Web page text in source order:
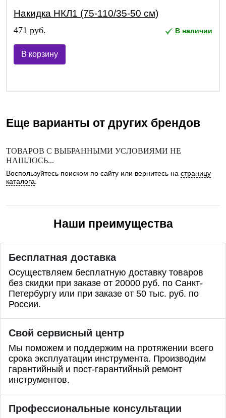
Накидка НКЛ1 (75-110/35-50 см)
471 руб. В наличии
В корзину
Еще варианты от других брендов
ТОВАРОВ С ВЫБРАННЫМИ УСЛОВИЯМИ НЕ
НАШЛОСЬ...
Воспользуйтесь поиском по сайту или вернитесь на страницу
каталога.
Наши преимущества
Бесплатная доставка
Осуществляем бесплатную доставку товаров
без скидки при заказе от 20000 руб. по Санкт-
Петербургу или при заказе от 50 тыс. руб. по
России.
Свой сервисный центр
Мы поможем и поддержим на протяжении всего
срока эксплуатации инструмента. Производим
гарантийный и пост-гарантийный ремонт
инструментов.
Профессиональные консультации